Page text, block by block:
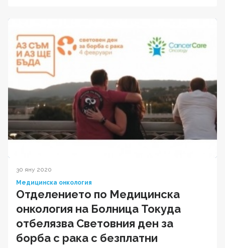
30 яну 2020
Медицинска онкология
Отделението по Медицинска
онкология на Болница Токуда
отбелязва Световния ден за
борба с рака с безплатни